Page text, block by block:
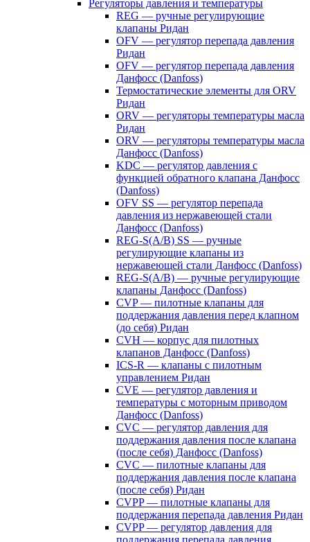
Регуляторы давления и температуры
REG — ручные регулирующие
клапаны Ридан
OFV — регулятор перепада давления
Ридан
OFV — регулятор перепада давления
Данфосс (Danfoss)
Термостатические элементы для ORV
Ридан
ORV — регуляторы температуры масла
Ридан
ORV — регуляторы температуры масла
Данфосс (Danfoss)
KDC — регулятор давления с
функцией обратного клапана Данфосс
(Danfoss)
OFV SS — регулятор перепада
давления из нержавеющей стали
Данфосс (Danfoss)
REG-S(A/B) SS — ручные
регулирующие клапаны из
нержавеющей стали Данфосс (Danfoss)
REG-S(A/B) — ручные регулирующие
клапаны Данфосс (Danfoss)
CVP — пилотные клапаны для
поддержания давления перед клапном
(до себя) Ридан
CVH — корпус для пилотных
клапанов Данфосс (Danfoss)
ICS-R — клапаны с пилотным
управлением Ридан
CVE — регулятор давления и
температуры с моторным приводом
Данфосс (Danfoss)
CVС — регулятор давления для
поддержания давления после клапана
(после себя) Данфосс (Danfoss)
CVС — пилотные клапаны для
поддержания давления после клапана
(после себя) Ридан
CVPP — пилотные клапаны для
поддержания перепада давления Ридан
CVPP — регулятор давления для
поддержания перепада давления